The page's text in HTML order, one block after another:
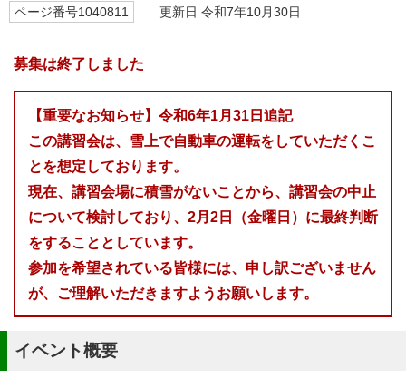
ページ番号1040811 更新日 令和7年10月30日
募集は終了しました
【重要なお知らせ】令和6年1月31日追記
この講習会は、雪上で自動車の運転をしていただくこ
とを想定しております。
現在、講習会場に積雪がないことから、講習会の中止
について検討しており、2月2日（金曜日）に最終判断
をすることとしています。
参加を希望されている皆様には、申し訳ございません
が、ご理解いただきますようお願いします。
イベント概要